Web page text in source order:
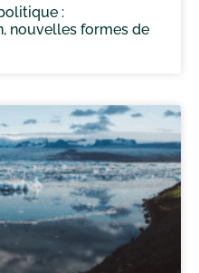
:
nouvelles formes de